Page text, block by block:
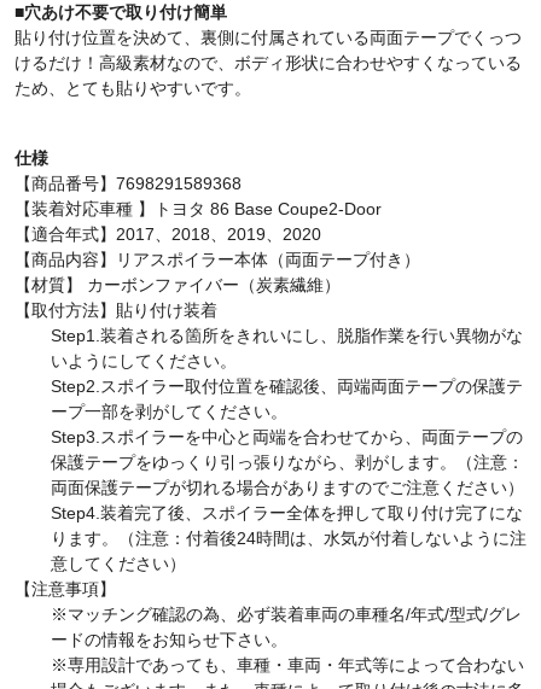
■穴あけ不要で取り付け簡単
貼り付け位置を決めて、裏側に付属されている両面テープでくっつ
けるだけ ！高級素材なので、ボディ形状に合わせやすくなっている
ため、とても貼りやすいです。
仕様
【商品番号】7698291589368
【装着対応車種 】トヨタ 86 Base Coupe2-Door
【適合年式】2017、2018、2019、2020
【商品内容】リアスポイラー本体（両面テープ付き）
【材質】 カーボンファイバー（炭素繊維）
【取付方法】貼り付け装着
Step1.装着される箇所をきれいにし、脱脂作業を行い異物がな
いようにしてください。
Step2. スポイラー取付位置を確認後、両端両面テープの保護テ
ープ一部を剥がしてください。
Step3. スポイラーを中心と両端を合わせてから、両面テープの
保護テープをゆっくり引っ張りながら、剥がします。（注意：
両面保護テープが切れる場合がありますのでご注意ください）
Step4. 装着完了後、スポイラー全体を押して取り付け完了にな
ります。（注意：付着後24時間は、水気が付着しないように注
意してください）
【注意事項】
※マッチング確認の為、必ず装着車両の車種名/年式/型式/グレ
ードの情報をお知らせ下さい。
※専用設計であっても、車種・車両・年式等によって合わない